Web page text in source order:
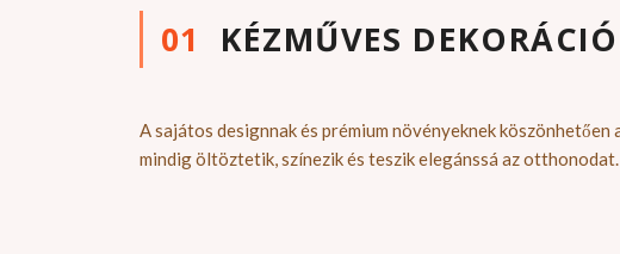
01 KÉZMŰVES
A sajátos designnak és prémium növényeknek
mindig öltöztetik, színezik és teszik elegánssá az otthonodat.